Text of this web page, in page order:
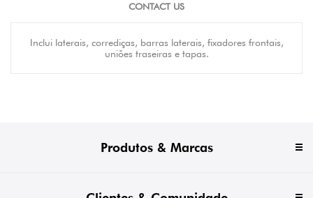
CONTACT US
Inclui laterais, corrediças, barras laterais, fixadores frontais,
uniões traseiras e tapas.
Produtos & Marcas